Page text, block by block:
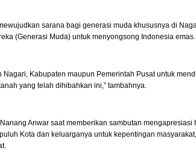
sarana bagi generasi muda khususnya di
(Generasi Muda) untuk menyongsong Indonesia emas.
Nagari, Kabupaten maupun Pemerintah Pusat untuk
yang telah dihibahkan ini,” tambahnya.
Anwar saat memberikan sambutan
Kota dan keluarganya untuk kepentingan